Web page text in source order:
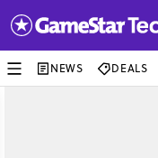
NEWS DEALS